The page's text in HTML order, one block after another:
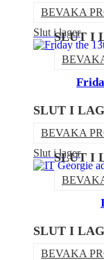
BEVAKA
Slut i lager
SLUT I
SLUT I
BEVAKA
Slut i lager
SLUT I
SLUT I
BEVAKA